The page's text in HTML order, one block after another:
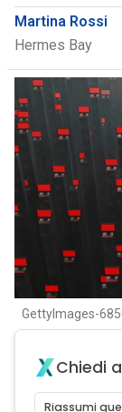
Martina Rossi
Hermes Bay
GettyImages-
Chiedi
Riassumi